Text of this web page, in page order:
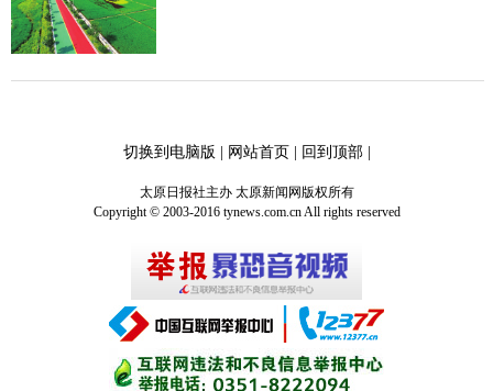
切换到电脑版 | 网站首页| 回到顶部|
太原日报社主办 太原新闻网版权所有
Copyright © 2003-2016 tynews.com.cn All rights reserved